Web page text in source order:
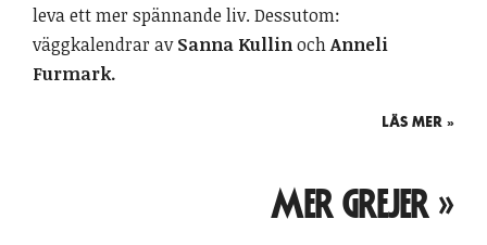
leva ett mer spännande liv. Dessutom:
väggkalendrar avSanna KullinochAnneli
Furmark.
LÄS MER »
MER GREJER »